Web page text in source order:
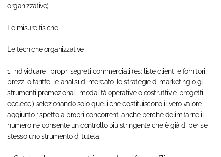
organizzative)
Le misure fisiche
Le tecniche organizzative
1. individuare i propri segreti commerciali (es: liste clienti e fornitori,
prezzi o tariffe, le analisi di mercato, le strategie di marketing o gli
strumenti promozionali, modalità operative o costruttivie, progetti
ecc.ecc.) selezionando solo quelli che costituiscono il vero valore
aggiunto rispetto a propri concorrenti anche perché delimitarne il
numero ne consente un controllo più stringente che è già di per se
stesso uno strumento di tutela.